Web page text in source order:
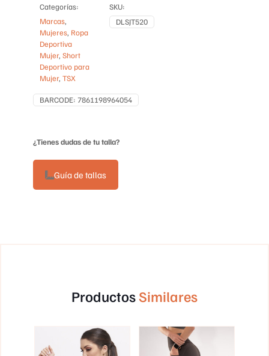
Categorías:
Marcas,
Mujeres, Ropa
Deportiva
Mujer,Short
Deportivo para
Mujer,TSX
SKU:
DLSJT520
BARCODE: 7861198964054
¿Tienes dudas de tu talla?
Guía de tallas
ProductosSimilares